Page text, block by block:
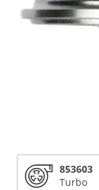
853603
Turbo